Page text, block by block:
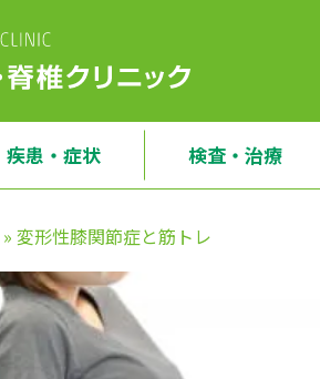
疾患・症状 検査・治療
» 変形性膝関節症と筋トレ